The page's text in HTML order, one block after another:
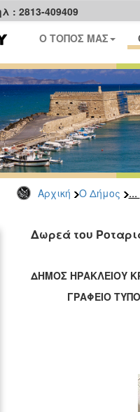
: 2813-409409
Ο ΤΟΠΟΣ ΜΑΣ
Αρχική Ο Δήμος ...
Δωρεά του
ΔΗΜΟΣ ΗΡΑΚΛΕΙΟΥ
ΓΡΑΦΕΙΟ